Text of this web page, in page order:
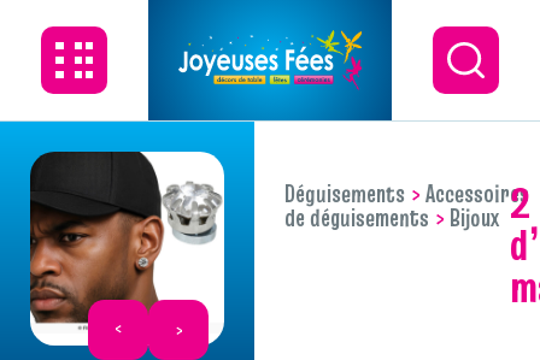
Déguisements Accessoires
de déguisements Bijoux 2 boucles